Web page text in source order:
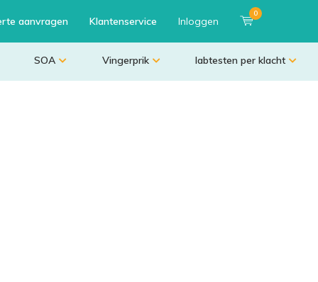
aanvragen Klantenservice Inloggen
0
SOA Vingerprik labtesten per klacht